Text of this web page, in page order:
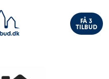
FÅ 3
TILBUD